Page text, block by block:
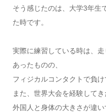
そう感じたのは、大学3年生
た時です。
実際に練習している時は、
あったものの、
フィジカルコンタクトで負
また、世界大会を経験して
外国人と身体の大きさが違い